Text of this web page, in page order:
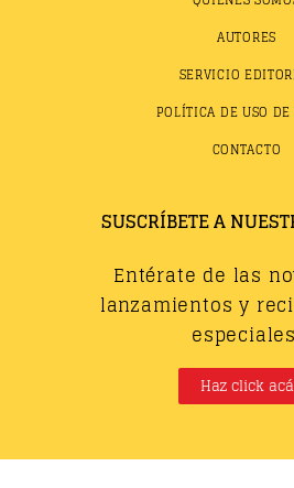
AUTORES
SERVICIO
POLÍTICA DE USO DE
CONTACTO
SUSCRÍBETE A
Entérate de las
lanzamientos y
Haz click acá